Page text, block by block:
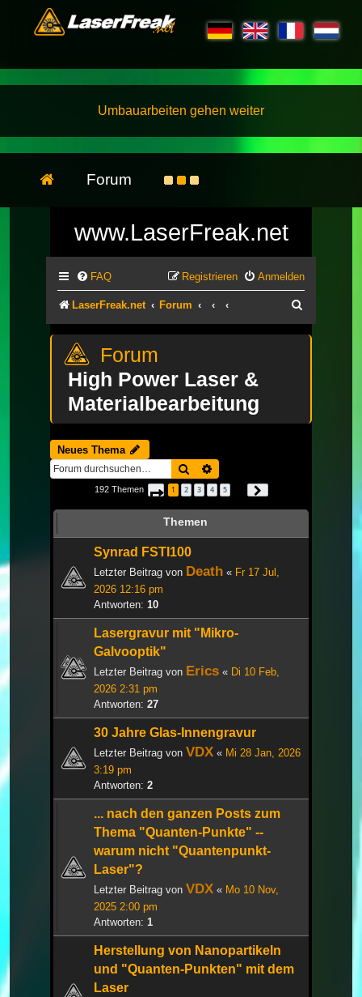
Umbauarbeiten gehen weiter
Forum
www.LaserFreak.net
FAQ Anmelden
Registrieren
LaserFreak.net Forum
High Power Laser &
Materialbearbeitung
Neues Thema
Suche
192 Themen Seite 1von
1 2 3 4 5
Themen
Synrad FSTI100
Letzter Beitrag von Death « Fr 17 Jul,
2026 12:16 pm
Antworten: 10
Lasergravur mit "Mikro-
Galvooptik"
Letzter Beitrag von Erics « Di 10 Feb,
2026 2:31 pm
Antworten: 27
30 Jahre Glas-Innengravur
Letzter Beitrag von VDX « Mi 28 Jan, 2026
3:19 pm
Antworten: 2
... nach den ganzen Posts zum
Thema "Quanten-Punkte" --
warum nicht "Quantenpunkt-
Laser"?
Letzter Beitrag von VDX « Mo 10 Nov,
2025 2:00 pm
Antworten: 1
Herstellung von Nanopartikeln
und "Quanten-Punkten" mit dem
Laser